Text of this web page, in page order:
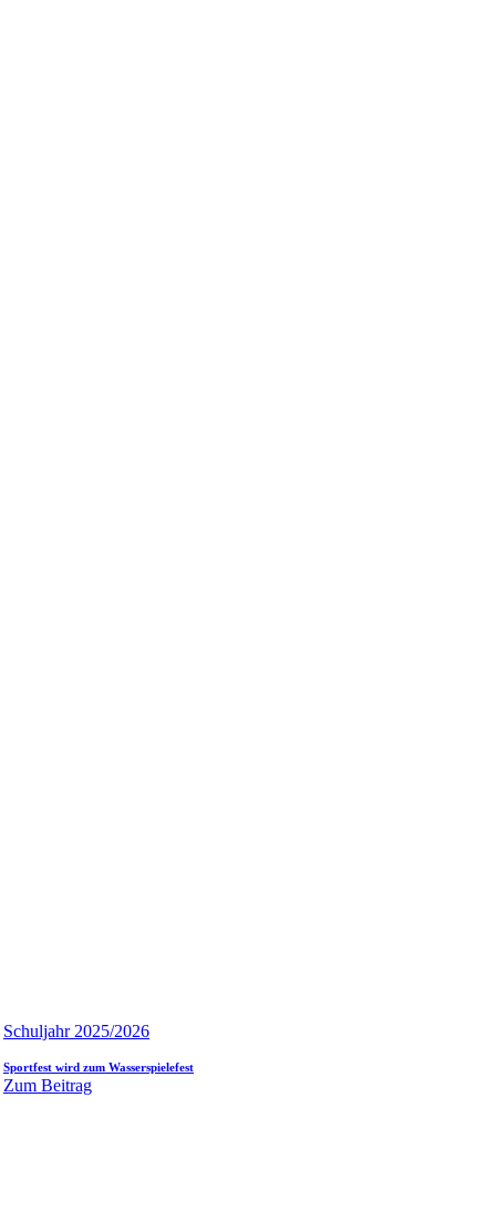
Schuljahr 2025/2026
Sportfest wird zum Wasserspielefest
Zum Beitrag